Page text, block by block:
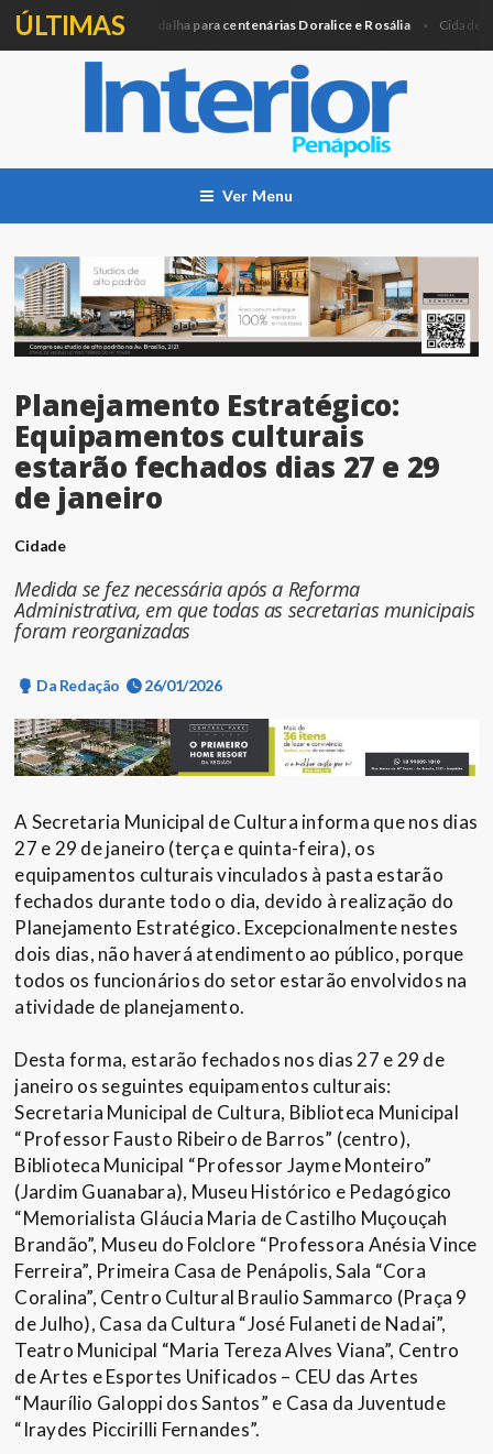
ÚLTIMAS
Câmara entregará Medalha para centenárias Doralice e Rosália Cidade
Ver Menu
Planejamento Estratégico:
Equipamentos culturais
estarão fechados dias 27 e 29
de janeiro
Cidade
Medida se fez necessária após a Reforma
Administrativa, em que todas as secretarias municipais
foram reorganizadas
Da Redação 26/01/2026
A Secretaria Municipal de Cultura informa que nos dias
27 e 29 de janeiro (terça e quinta-feira), os
equipamentos culturais vinculados à pasta estarão
fechados durante todo o dia, devido à realização do
Planejamento Estratégico. Excepcionalmente nestes
dois dias, não haverá atendimento ao público, porque
todos os funcionários do setor estarão envolvidos na
atividade de planejamento.
Desta forma, estarão fechados nos dias 27 e 29 de
janeiro os seguintes equipamentos culturais:
Secretaria Municipal de Cultura, Biblioteca Municipal
“Professor Fausto Ribeiro de Barros” (centro),
Biblioteca Municipal “Professor Jayme Monteiro”
(Jardim Guanabara), Museu Histórico e Pedagógico
“Memorialista Gláucia Maria de Castilho Muçouçah
Brandão”, Museu do Folclore “Professora Anésia Vince
Ferreira”, Primeira Casa de Penápolis, Sala “Cora
Coralina”, Centro Cultural Braulio Sammarco (Praça 9
de Julho), Casa da Cultura “José Fulaneti de Nadai”,
Teatro Municipal “Maria Tereza Alves Viana”, Centro
de Artes e Esportes Unificados – CEU das Artes
“Maurílio Galoppi dos Santos” e Casa da Juventude
“Iraydes Piccirilli Fernandes”.